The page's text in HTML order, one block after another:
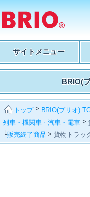
サイトメニュー
BRIO(
トップ> BRIO(ブリオ)
列車・機関車・汽車・電車 >
└販売終了商品 >貨物トラッ